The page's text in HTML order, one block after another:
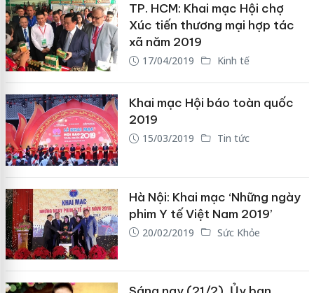
TP. HCM: Khai mạc Hội chợ
Xúc tiến thương mại hợp tác
xã năm 2019
17/04/2019 Kinh tế
Khai mạc Hội báo toàn quốc
2019
15/03/2019 Tin tức
Hà Nội: Khai mạc ‘Những ngày
phim Y tế Việt Nam 2019’
20/02/2019 Sức Khỏe